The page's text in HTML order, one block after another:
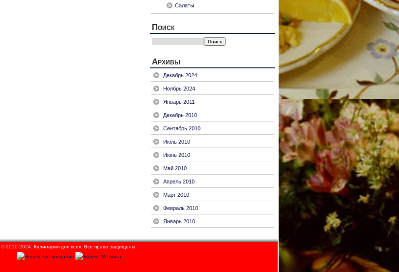
Салаты
Поиск
Архивы
Декабрь 2024
Ноябрь 2024
Январь 2011
Декабрь 2010
Сентябрь 2010
Июль 2010
Июнь 2010
Май 2010
Апрель 2010
Март 2010
Февраль 2010
Январь 2010
© 2010-2024. Кулинария для всех. Все права защищены.